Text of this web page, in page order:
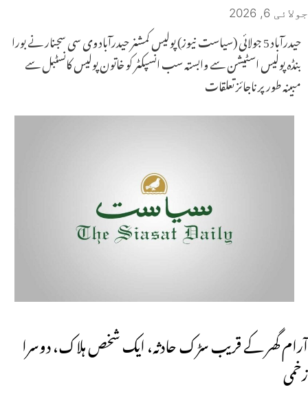
جولائی 6, 2026
حیدرآباد 5 جولائی (سیاست نیوز) پولیس کمشنر حیدرآباد وی سی سجنار نے بورا
بنڈہ پولیس اسٹیشن سے وابستہ سب انسپکٹر کو خاتون پولیس کانسٹبل سے
مبینہ طور پر ناجائز تعلقات
آرام گھر کے قریب سڑک حادثہ، ایک شخص ہلاک، دوسرا
زخمی